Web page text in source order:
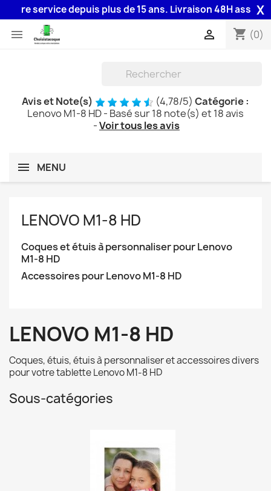
depuis plus de 15 ans. Livraison 48H assurée parX
 shopping_cart (0)

Avis et Note(s) (4,78/5) Catégorie :
Lenovo M1-8 HD- Basé sur18 note(s) et 18avis
-Voir tous les avis
MENU
LENOVO M1-8 HD
Coques et étuis à personnaliser pour Lenovo
M1-8 HD
Accessoires pour Lenovo M1-8 HD
LENOVO M1-8 HD
Coques, étuis, étuis à personnaliser et accessoires divers
pour votre tablette Lenovo M1-8 HD
Sous-catégories